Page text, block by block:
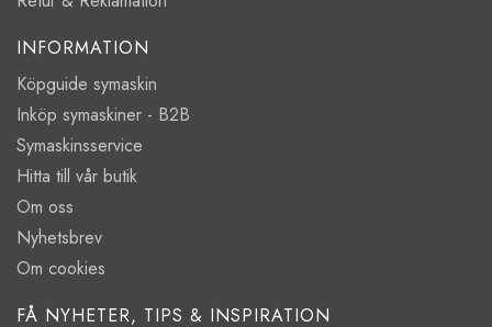
INFORMATION
Köpguide symaskin
Inköp symaskiner - B2B
Symaskinsservice
Hitta till vår butik
Om oss
Nyhetsbrev
Om cookies
FÅ NYHETER, TIPS & INSPIRATION